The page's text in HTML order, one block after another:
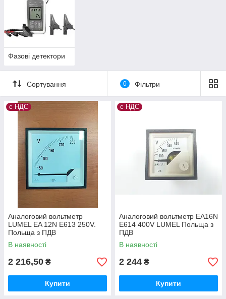
Фазові детектори
Сортування 0 Фільтри
с НДС
Аналоговий вольтметр
LUMEL EA 12N E613 250V.
Польща з ПДВ
В наявності
2 216,50 ₴
Купити
с НДС
Аналоговий вольтметр EA16N
E614 400V LUMEL Польща з
ПДВ
В наявності
2 244 ₴
Купити